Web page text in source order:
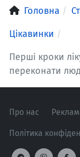
Головна
Цікавинки
Перші кроки
переконати
Про нас
Політика